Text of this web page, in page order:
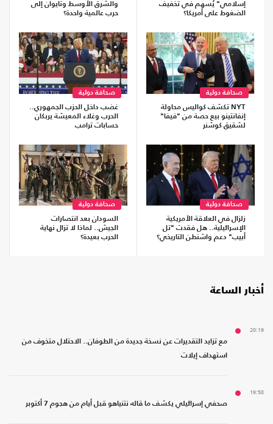
إسلامي" يُسهم في تخفيف
الضغوط على أمريكا؟
والشرق الأوسط وتايوان إلى
حرب عالمية واحدة؟
صحافة دولية
NYT تكشف كواليس محاولة
إنفانتينو بيع حصة من "فيفا"
لشقيق كوشنر
صحافة دولية
غضب داخل الحزب الجمهوري..
الحرب وغلاء المعيشة يربكان
حسابات ترامب
صحافة دولية
زلزال في العلاقة الأمريكية
الإسرائيلية.. هل فقدت "تل
أبيب" دعم واشنطن التاريخي؟
صحافة دولية
السودان بعد انتصارات
الجيش.. لماذا لا تزال نهاية
الحرب بعيدة؟
أخبار الساعة
20:19
مع تزايد التقديرات عن نسخة جديدة من الطوفان.. الاحتلال متخوف من
استهداف إيلات
19:58
صحفي إسرائيلي يكشف ما قاله نتنياهو قبل أيام من هجوم 7 أكتوبر